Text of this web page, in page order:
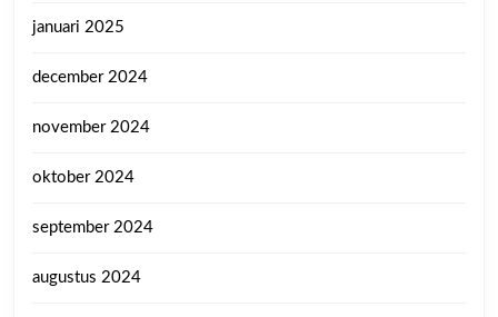
januari 2025
december 2024
november 2024
oktober 2024
september 2024
augustus 2024